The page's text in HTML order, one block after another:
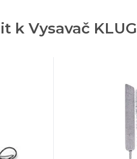
k Vysavač